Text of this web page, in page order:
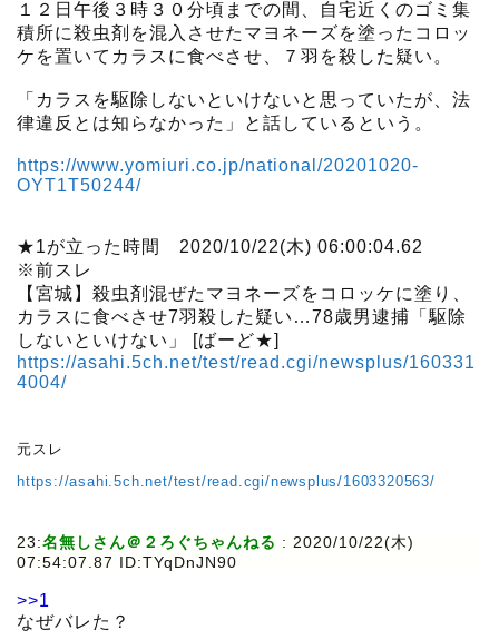
１２日午後３時３０分頃までの間、自宅近くのゴミ集
積所に殺虫剤を混入させたマヨネーズを塗ったコロッ
ケを置いてカラスに食べさせ、７羽を殺した疑い。
「カラスを駆除しないといけないと思っていたが、法
律違反とは知らなかった」と話しているという。
https://www.yomiuri.co.jp/national/20201020-
OYT1T50244/
★1が立った時間 2020/10/22(木) 06:00:04.62
※前スレ
【宮城】殺虫剤混ぜたマヨネーズをコロッケに塗り、
カラスに食べさせ7羽殺した疑い…78歳男逮捕「駆除
しないといけない」 [ばーど★]
https://asahi.5ch.net/test/read.cgi/newsplus/160331
4004/
元スレ
https://asahi.5ch.net/test/read.cgi/newsplus/1603320563/
23:名無しさん＠２ろぐちゃんねる : 2020/10/22(木)
07:54:07.87 ID:TYqDnJN90
>>1
なぜバレた？